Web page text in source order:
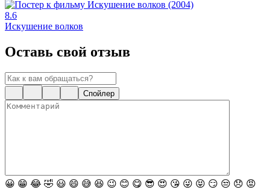
8.6
Искушение волков
Оставь свой отзыв
Спойлер
😀 😁 😂 🤣 😃 😄 😅 😆 😉 😊 😋 😎 😍 😘 😜 😝 😏 😒 😞 😡